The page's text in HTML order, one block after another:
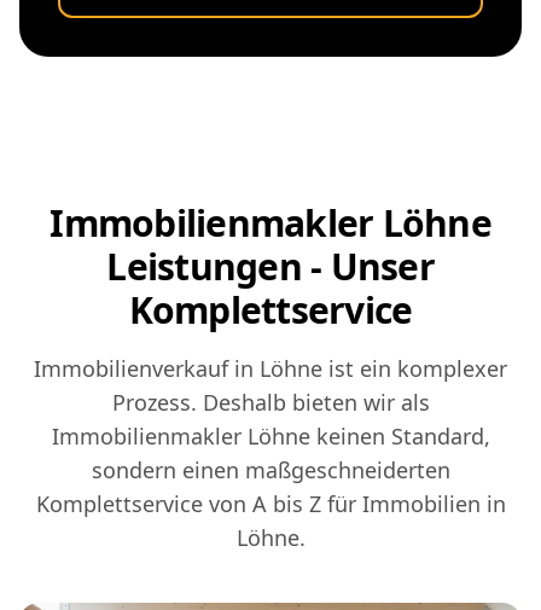
Immobilienmakler Löhne
Leistungen - Unser
Komplettservice
Immobilienverkauf in Löhne ist ein komplexer
Prozess. Deshalb bieten wir als
Immobilienmakler Löhne keinen Standard,
sondern einen maßgeschneiderten
Komplettservice von A bis Z für Immobilien in
Löhne.